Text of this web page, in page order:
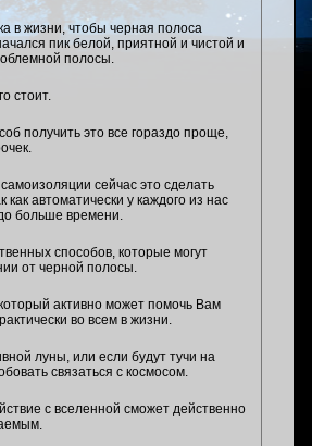
в жизни, чтобы черная полоса
пик белой, приятной и чистой и
полосы.
стоит.
получить это все гораздо проще,
сейчас это сделать
как автоматически у каждого из нас
больше времени.
способов, которые могут
от черной полосы.
активно может помочь Вам
во всем в жизни.
луны, или если будут тучи на
связаться с космосом.
с вселенной сможет действенно